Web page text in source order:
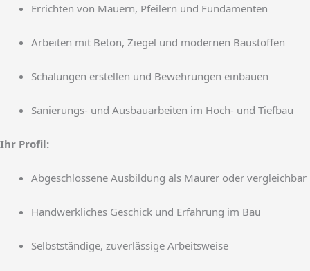
Errichten von Mauern, Pfeilern und Fundamenten
Arbeiten mit Beton, Ziegel und modernen Baustoffen
Schalungen erstellen und Bewehrungen einbauen
Sanierungs- und Ausbauarbeiten im Hoch- und Tiefbau
Ihr Profil:
Abgeschlossene Ausbildung als Maurer oder vergleichbar
Handwerkliches Geschick und Erfahrung im Bau
Selbstständige, zuverlässige Arbeitsweise